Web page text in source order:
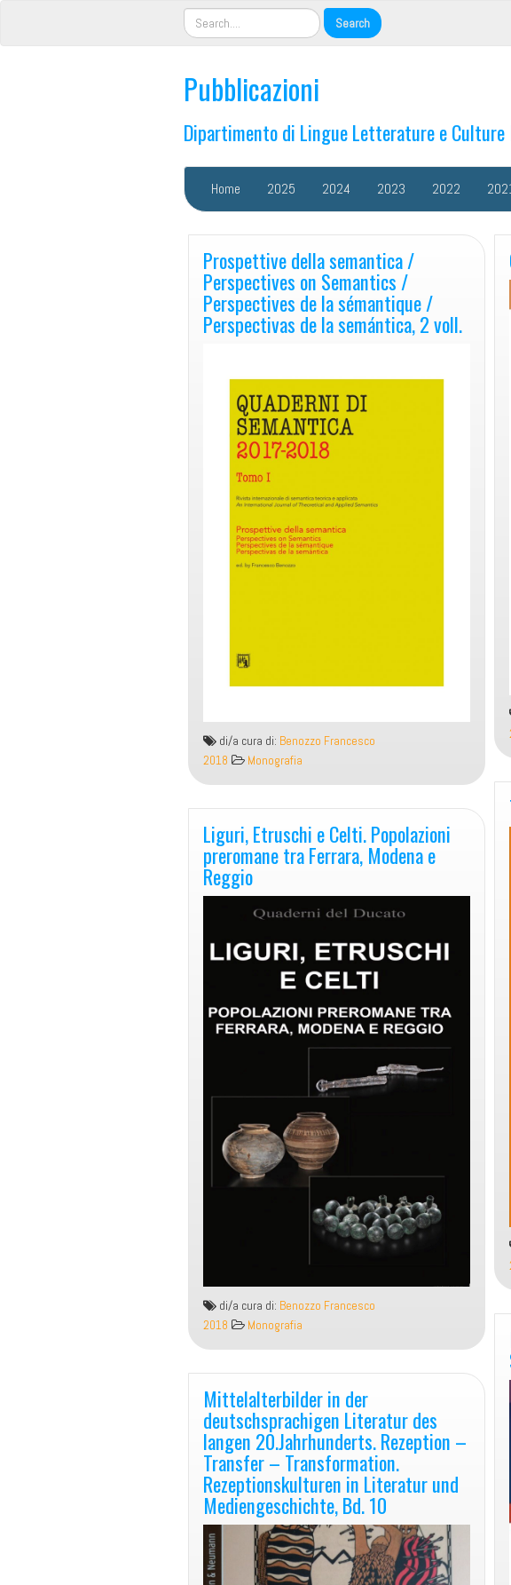
Pubblicazioni
Dipartimento di Lingue Letterature e Culture
Home 2025 2024 2023 2022
Prospettive della semantica /
Perspectives on Semantics /
Perspectives de la sémantique /
Perspectivas de la semántica, 2 voll.
di/a cura di: Benozzo Francesco
2018
Monografia
Liguri, Etruschi e Celti. Popolazioni
preromane tra Ferrara, Modena e
Reggio
di/a cura di: Benozzo Francesco
2018
Monografia
Mittelalterbilder in der
deutschsprachigen Literatur des
langen 20.Jahrhunderts. Rezeption –
Transfer – Transformation.
Rezeptionskulturen in Literatur und
Mediengeschichte, Bd. 10